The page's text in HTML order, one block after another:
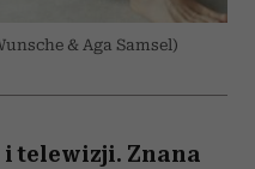
& Aga Samsel)
telewizji. Znana